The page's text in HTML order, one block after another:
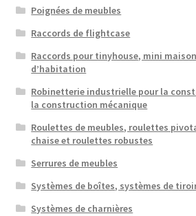
Poignées de meubles
Raccords de flightcase
Raccords pour tinyhouse, mini
d’habitation
Robinetterie industrielle pour la
la construction mécanique
Roulettes de meubles, roulettes
chaise et roulettes robustes
Serrures de meubles
Systèmes de boîtes, systèmes de
Systèmes de charnières